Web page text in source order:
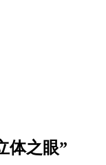
体之眼”